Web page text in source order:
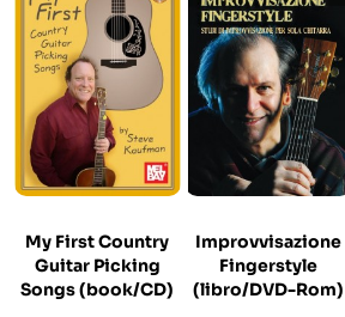
My First Country
Guitar Picking
Songs (book/CD)
Improvvisazione
Fingerstyle
(libro/DVD-Rom)